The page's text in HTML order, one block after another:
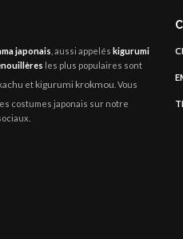
japonais , aussi appelés kigurumi
les plus populaires sont
et kigurumi krokmou . Vous
costumes japonais sur notre